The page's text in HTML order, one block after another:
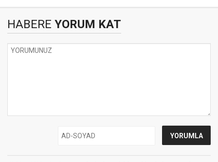
HABERE YORUM KAT